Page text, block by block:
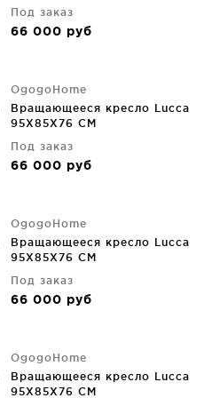
Под заказ
66 000 руб
OgogoHome
Вращающееся кресло Lucca
95X85X76 CM
Под заказ
66 000 руб
OgogoHome
Вращающееся кресло Lucca
95X85X76 CM
Под заказ
66 000 руб
OgogoHome
Вращающееся кресло Lucca
95X85X76 CM